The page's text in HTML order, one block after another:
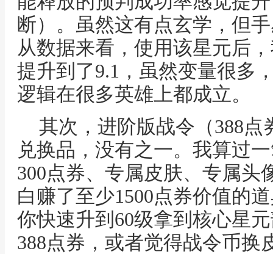
断）。虽然这有点玄学，但
从数据来看，使用该星元后
提升到了9.1，虽然变量很多
逻辑在很多英雄上都成立。
其次，进阶版战令（388
兑换品，没有之一。我算过
300点券、专属皮肤、专属头
白赚了至少1500点券价值的
你快速升到60级拿到核心星
388点券，或者觉得战令币换